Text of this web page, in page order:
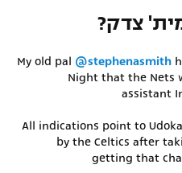
צדק?
My old pal @stephenasmith
Night that the Nets
assistant
All indications point to
by the Celtics after
getting that